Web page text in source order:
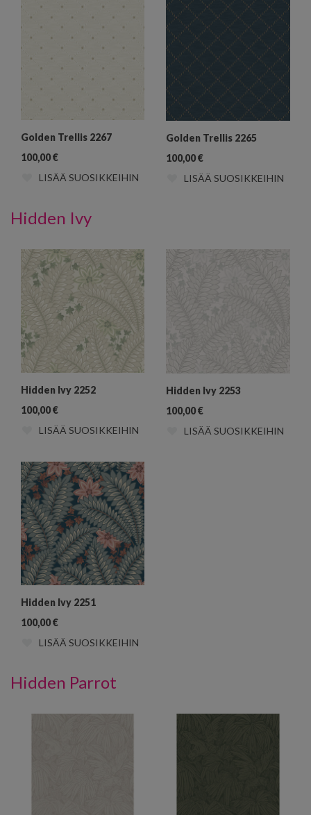
Golden Trellis 2267
100,00€
LISÄÄ SUOSIKKEIHIN
Golden Trellis 2265
100,00€
LISÄÄ SUOSIKKEIHIN
Hidden Ivy
Hidden Ivy 2252
100,00€
LISÄÄ SUOSIKKEIHIN
Hidden Ivy 2253
100,00€
LISÄÄ SUOSIKKEIHIN
Hidden Ivy 2251
100,00€
LISÄÄ SUOSIKKEIHIN
Hidden Parrot